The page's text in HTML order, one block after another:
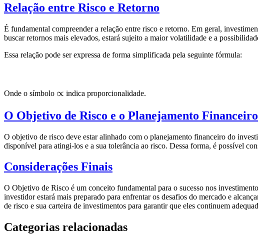
Relação entre Risco e Retorno
É fundamental compreender a relação entre risco e retorno. Em geral,
buscar retornos mais elevados, estará sujeito a maior volatilidade e a
Essa relação pode ser expressa de forma simplificada pela seguinte fórmula:
Onde o símbolo \propto
∝ indica proporcionalidade.
O Objetivo de Risco e o Planejamento Financeiro
O objetivo de risco deve estar alinhado com o planejamento financeiro do
disponível para atingi-los e a sua tolerância ao risco. Dessa forma, é possível
Considerações Finais
O Objetivo de Risco é um conceito fundamental para o sucesso nos
investidor estará mais preparado para enfrentar os desafios do mercado e
de risco e sua carteira de investimentos para garantir que eles continuem
Categorias relacionadas